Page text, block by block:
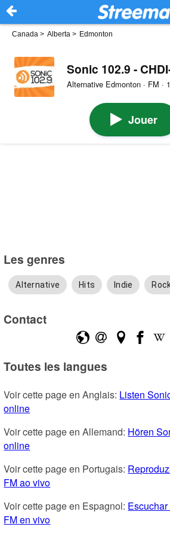
Canada > Alberta > Edmonton
Sonic 102.9 -
Alternative Edmonton · FM ·
Jouer
Les genres
Alternative Hits Indie
Contact
Toutes les langues
Voir cette page en Anglais: Listen
online
Voir cette page en Allemand: Hören
online
Voir cette page en Portugais:
FM ao vivo
Voir cette page en Espagnol:
FM en vivo